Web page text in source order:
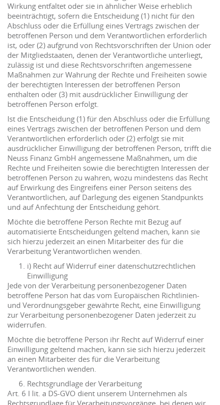
Wirkung entfaltet oder sie in ähnlicher Weise erheblich
beeinträchtigt, sofern die Entscheidung (1) nicht für den
Abschluss oder die Erfüllung eines Vertrags zwischen der
betroffenen Person und dem Verantwortlichen erforderlich
ist, oder (2) aufgrund von Rechtsvorschriften der Union oder
der Mitgliedstaaten, denen der Verantwortliche unterliegt,
zulässig ist und diese Rechtsvorschriften angemessene
Maßnahmen zur Wahrung der Rechte und Freiheiten sowie
der berechtigten Interessen der betroffenen Person
enthalten oder (3) mit ausdrücklicher Einwilligung der
betroffenen Person erfolgt.
Ist die Entscheidung (1) für den Abschluss oder die Erfüllung
eines Vertrags zwischen der betroffenen Person und dem
Verantwortlichen erforderlich oder (2) erfolgt sie mit
ausdrücklicher Einwilligung der betroffenen Person, trifft die
Neuss Finanz GmbH angemessene Maßnahmen, um die
Rechte und Freiheiten sowie die berechtigten Interessen der
betroffenen Person zu wahren, wozu mindestens das Recht
auf Erwirkung des Eingreifens einer Person seitens des
Verantwortlichen, auf Darlegung des eigenen Standpunkts
und auf Anfechtung der Entscheidung gehört.
Möchte die betroffene Person Rechte mit Bezug auf
automatisierte Entscheidungen geltend machen, kann sie
sich hierzu jederzeit an einen Mitarbeiter des für die
Verarbeitung Verantwortlichen wenden.
i) Recht auf Widerruf einer datenschutzrechtlichen
Einwilligung
Jede von der Verarbeitung personenbezogener Daten
betroffene Person hat das vom Europäischen Richtlinien-
und Verordnungsgeber gewährte Recht, eine Einwilligung
zur Verarbeitung personenbezogener Daten jederzeit zu
widerrufen.
Möchte die betroffene Person ihr Recht auf Widerruf einer
Einwilligung geltend machen, kann sie sich hierzu jederzeit
an einen Mitarbeiter des für die Verarbeitung
Verantwortlichen wenden.
Rechtsgrundlage der Verarbeitung
Art. 6 I lit. a DS-GVO dient unserem Unternehmen als
Rechtsgrundlage für Verarbeitungsvorgänge, bei denen wir